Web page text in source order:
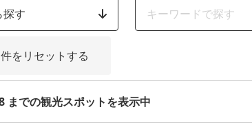
探す
をリセットする
までの観光スポットを表示中